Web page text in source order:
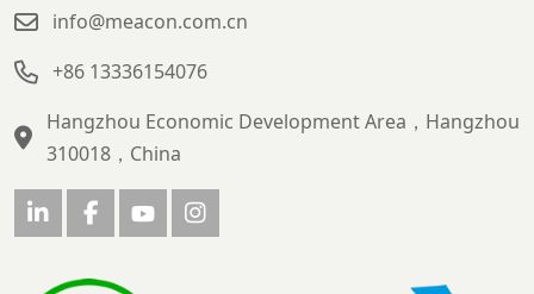
info@meacon.com.cn
+86 13336154076
Hangzhou Economic Development Area，Hangzhou
310018，China